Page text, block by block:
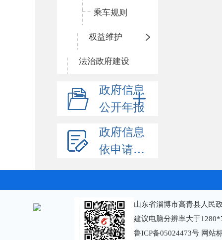
乘车规则
权益维护
法治政府建设
政府信息
公开年报
政府信息
依申请公开
山东省淄博市高青县人民
建议电脑分辨率大于
鲁ICP备05024473号 网站